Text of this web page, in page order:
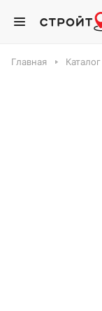
Главная Каталог